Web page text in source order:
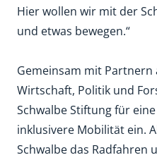
Hier wollen wir mit der
und etwas bewegen.“
Gemeinsam mit Partnern
Wirtschaft, Politik und
Schwalbe Stiftung für
inklusivere Mobilität ein.
Schwalbe das Radfahren